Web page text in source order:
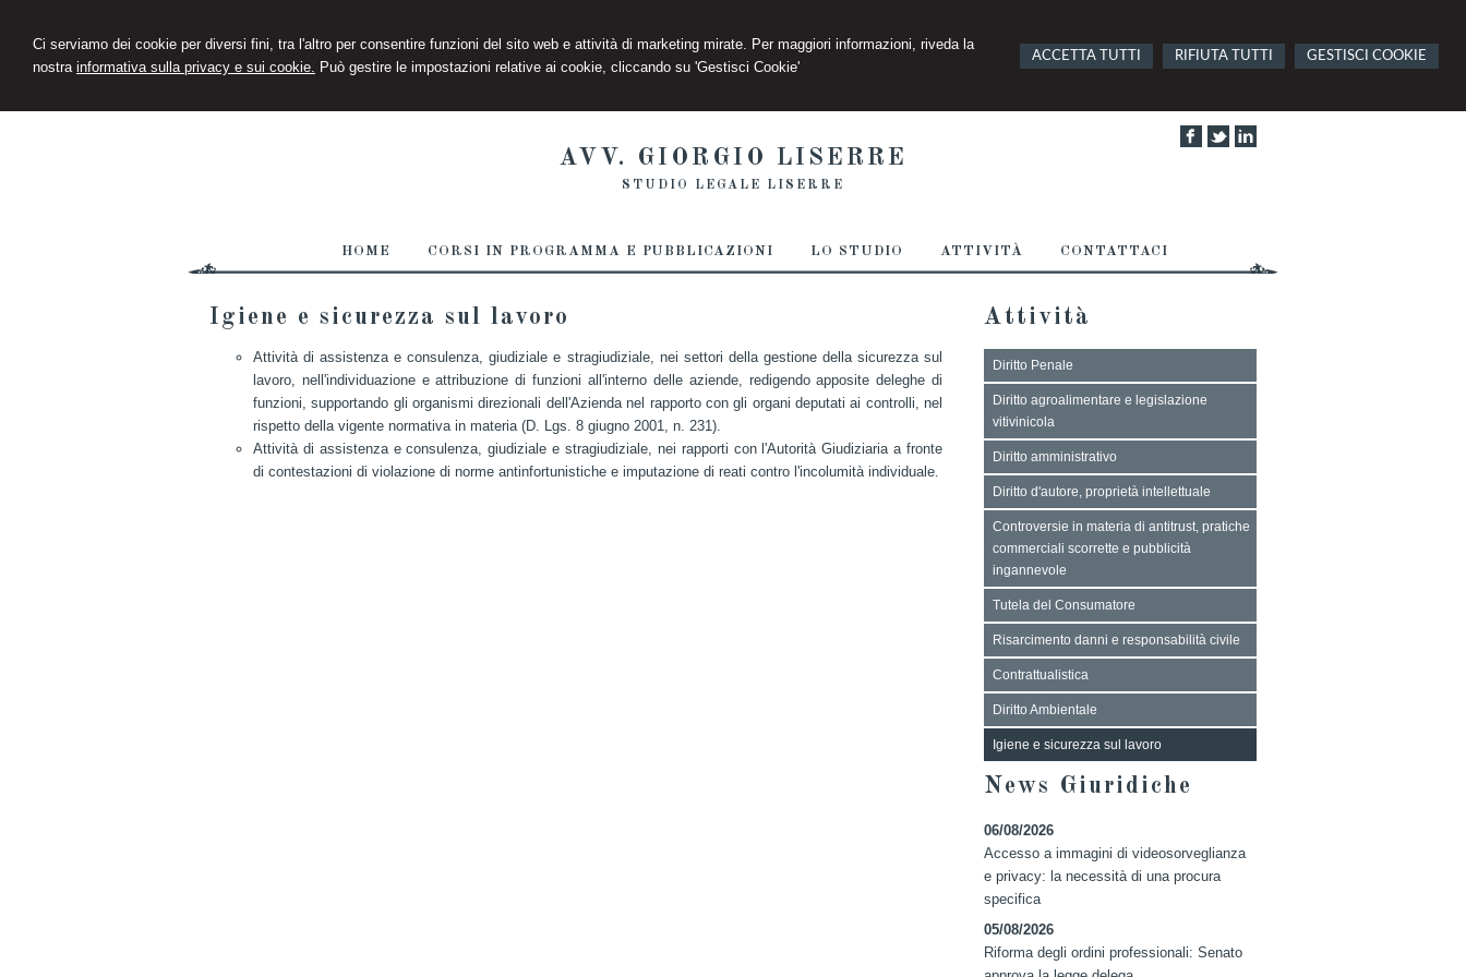
Ci serviamo dei cookie per diversi fini, tra l'altro per consentire funzioni del sito web e attività di marketing mirate. Per maggiori informazioni, riveda la
nostra informativa sulla privacy e sui cookie. Può gestire le impostazioni relative ai cookie, cliccando su 'Gestisci Cookie'
ACCETTA TUTTI RIFIUTA TUTTI GESTISCI COOKIE
AVV. GIORGIO LISERRE
STUDIO LEGALE LISERRE
HOME CORSI IN PROGRAMMA E PUBBLICAZIONI LO STUDIO ATTIVITÀ CONTATTACI
Igiene e sicurezza sul lavoro
Attività di assistenza e consulenza, giudiziale e stragiudiziale, nei settori della gestione della sicurezza sul
lavoro, nell'individuazione e attribuzione di funzioni all'interno delle aziende, redigendo apposite deleghe di
funzioni, supportando gli organismi direzionali dell'Azienda nel rapporto con gli organi deputati ai controlli, nel
rispetto della vigente normativa in materia (D. Lgs. 8 giugno 2001, n. 231).
Attività di assistenza e consulenza, giudiziale e stragiudiziale, nei rapporti con l'Autorità Giudiziaria a fronte
di contestazioni di violazione di norme antinfortunistiche e imputazione di reati contro l'incolumità individuale.
Attività
Diritto Penale
Diritto agroalimentare e legislazione
vitivinicola
Diritto amministrativo
Diritto d'autore, proprietà intellettuale
Controversie in materia di antitrust, pratiche
commerciali scorrette e pubblicità
ingannevole
Tutela del Consumatore
Risarcimento danni e responsabilità civile
Contrattualistica
Diritto Ambientale
Igiene e sicurezza sul lavoro
News Giuridiche
06/08/2026
Accesso a immagini di videosorveglianza
e privacy: la necessità di una procura
specifica
05/08/2026
Riforma degli ordini professionali: Senato